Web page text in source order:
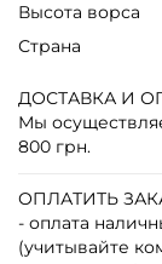
Высота ворса
Страна
ДОСТАВКА И
Мы
800 грн.
ОПЛАТИТЬ
- оплата
(учитывайте